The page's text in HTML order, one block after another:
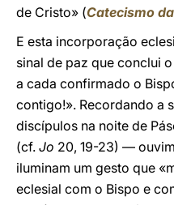
de Cristo» (Catecismo
E esta incorporação
sinal de paz que conclui
a cada confirmado o
contigo!». Recordando a
discípulos na noite de
(cf. Jo 20, 19-23) —
iluminam um gesto que
eclesial com o Bispo e